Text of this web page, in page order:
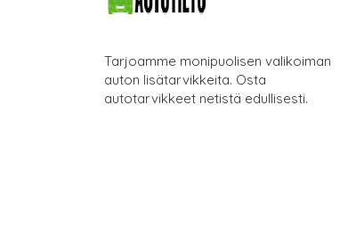
Tarjoamme monipuolisen valikoiman
auton lisätarvikkeita. Osta
autotarvikkeet netistä edullisesti.